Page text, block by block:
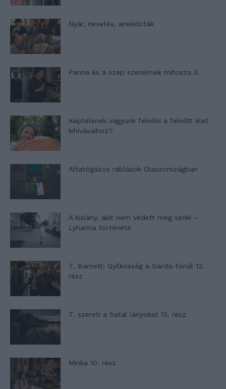
Nyár, nevetés, anekdoták
Panna és a szép szerelmek mítosza 3.
Képtelenek vagyunk felnőni a felnőtt élet
kihívásaihoz?
Altatógázos rablások Olaszországban
A kislány, akit nem védett meg senki –
Lyhanna története
T. Barnett: Gyilkosság a Garda-tónál 12.
rész
T. szereti a fiatal lányokat 13. rész
Minka 10. rész